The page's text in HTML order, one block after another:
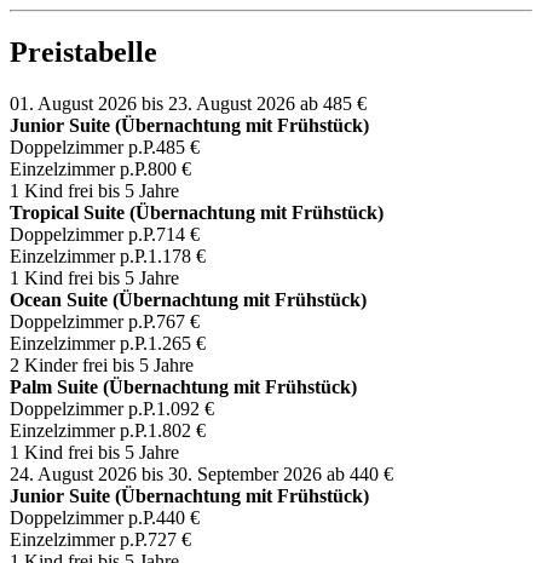
Preistabelle
01. August 2026 bis 23. August 2026 ab 485 €
Junior Suite (Übernachtung mit Frühstück)
Doppelzimmer p.P.485 €
Einzelzimmer p.P.800 €
1 Kind frei bis 5 Jahre
Tropical Suite (Übernachtung mit Frühstück)
Doppelzimmer p.P.714 €
Einzelzimmer p.P.1.178 €
1 Kind frei bis 5 Jahre
Ocean Suite (Übernachtung mit Frühstück)
Doppelzimmer p.P.767 €
Einzelzimmer p.P.1.265 €
2 Kinder frei bis 5 Jahre
Palm Suite (Übernachtung mit Frühstück)
Doppelzimmer p.P.1.092 €
Einzelzimmer p.P.1.802 €
1 Kind frei bis 5 Jahre
24. August 2026 bis 30. September 2026 ab 440 €
Junior Suite (Übernachtung mit Frühstück)
Doppelzimmer p.P.440 €
Einzelzimmer p.P.727 €